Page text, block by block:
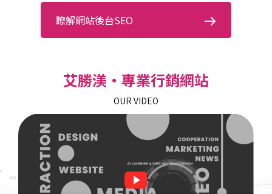
瞭解網站後台SEO
艾勝渼‧專業行銷網站
OUR VIDEO